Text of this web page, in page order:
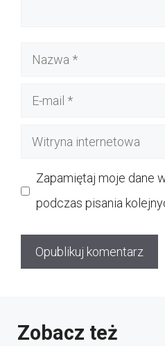
Nazwa
Witryna
Zapamiętaj moje dane
podczas pisania
Zobacz też